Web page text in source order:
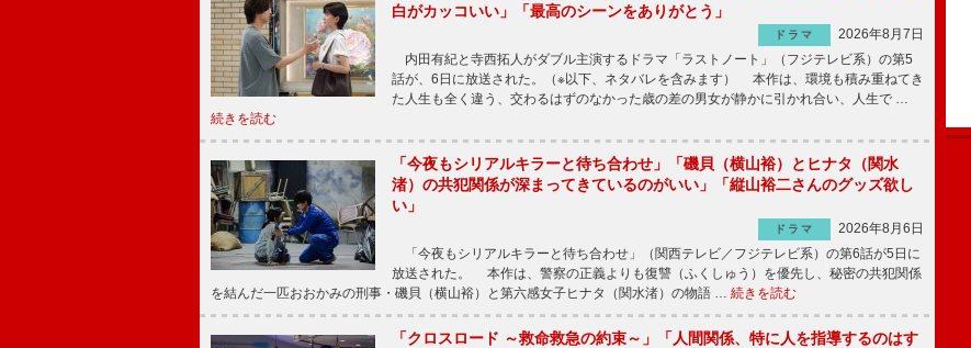
白がカッコいい」「最高のシーンをありがとう」
ドラマ
2026年8月7日
内田有紀と寺西拓人がダブル主演するドラマ「ラストノート」（フジテレビ系）の第5
話が、6日に放送された。（※以下、ネタバレを含みます） 本作は、環境も積み重ねてき
た人生も全く違う、交わるはずのなかった歳の差の男女が静かに引かれ合い、人生で …
続きを読む
「今夜もシリアルキラーと待ち合わせ」「磯貝（横山裕）とヒナタ（関水
渚）の共犯関係が深まってきているのがいい」「縦山裕二さんのグッズ欲し
い」
ドラマ
2026年8月6日
「今夜もシリアルキラーと待ち合わせ」（関西テレビ／フジテレビ系）の第6話が5日に
放送された。 本作は、警察の正義よりも復讐（ふくしゅう）を優先し、秘密の共犯関係
を結んだ一匹おおかみの刑事・磯貝（横山裕）と第六感女子ヒナタ（関水渚）の物語 … 続きを読む
「クロスロード ～救命救急の約束～」「人間関係、特に人を指導するのはす